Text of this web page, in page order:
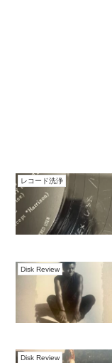
レコード洗浄
Disk Review
Disk Review